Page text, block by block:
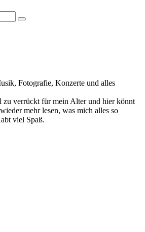
Suchen
Fotografie, Konzerte und alles
verrückt für mein Alter und hier könnt
mehr lesen, was mich alles so
viel Spaß.